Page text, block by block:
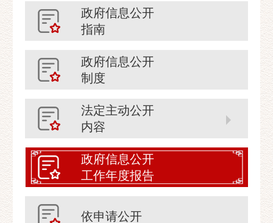
政府信息公开
指南
政府信息公开
制度
法定主动公开
内容
政府信息公开
工作年度报告
依申请公开